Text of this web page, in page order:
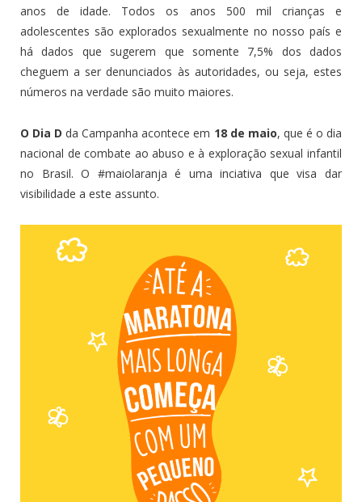
anos de idade. Todos os anos 500 mil crianças e
adolescentes são explorados sexualmente no nosso país e
há dados que sugerem que somente 7,5% dos dados
cheguem a ser denunciados às autoridades, ou seja, estes
números na verdade são muito maiores.
O Dia D da Campanha acontece em 18 de maio, que é o dia
nacional de combate ao abuso e à exploração sexual infantil
no Brasil. O #maiolaranja é uma inciativa que visa dar
visibilidade a este assunto.